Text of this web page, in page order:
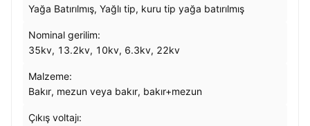
Yağa Batırılmış, Yağlı tip, kuru tip yağa batırılmış
Nominal gerilim:
35kv, 13.2kv, 10kv, 6.3kv, 22kv
Malzeme:
Bakır, mezun veya bakır, bakır+mezun
Çıkış voltajı: